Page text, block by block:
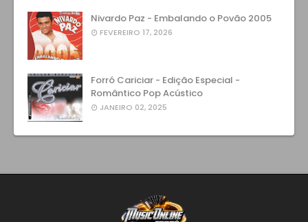
Nivardo Paz - Embalando o Povão 2005
FEVEREIRO 17, 2026
Forró Cariciar - Edição Especial -
Romântico Pop Acústico
JANEIRO 02, 2025